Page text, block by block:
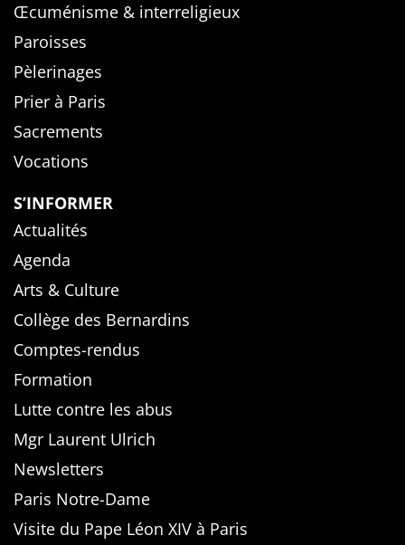
Œcuménisme & interreligieux
Paroisses
Pèlerinages
Prier à Paris
Sacrements
Vocations
S’INFORMER
Actualités
Agenda
Arts & Culture
Collège des Bernardins
Comptes-rendus
Formation
Lutte contre les abus
Mgr Laurent Ulrich
Newsletters
Paris Notre-Dame
Visite du Pape Léon XIV à Paris